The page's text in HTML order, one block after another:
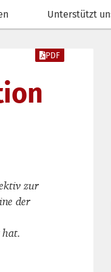
Unterstützt
PDF
zur
der
hat.